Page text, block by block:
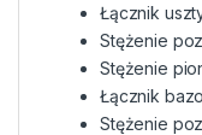
Łącznik
Stężenie
Stężenie
Łącznik
Stężenie